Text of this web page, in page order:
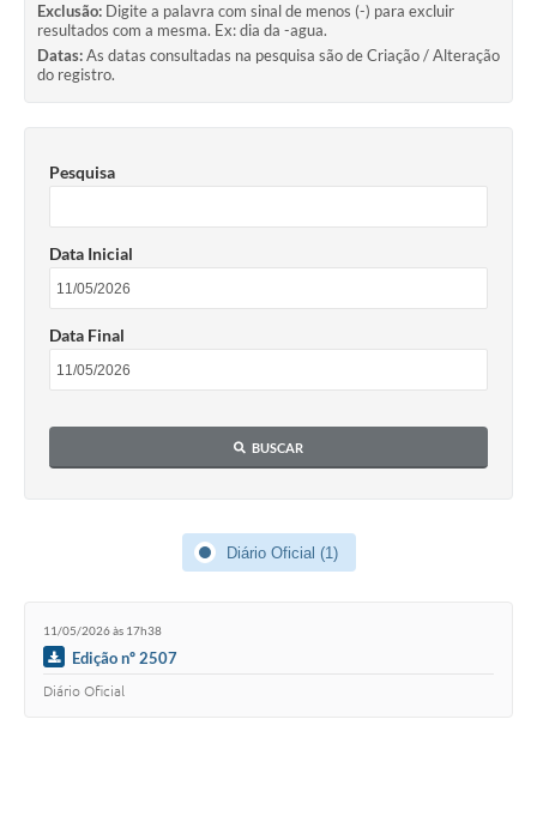
Exclusão: Digite a palavra com sinal de menos (-) para excluir
resultados com a mesma. Ex: dia da -agua.
Datas:As datas consultadas na pesquisa são de Criação / Alteração
do registro.
Pesquisa
Data Inicial
Data Final
BUSCAR
Diário Oficial (1)
11/05/2026 às 17h38
Edição nº 2507
Diário Oficial